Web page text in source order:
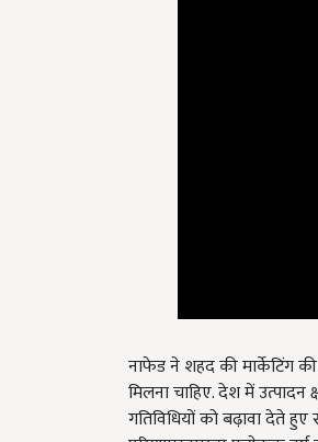
मिलना चाहिए. देश में उत्पादन
गतिविधियों को बढ़ावा देते
परिणामस्वमरूप प्रत्येकक